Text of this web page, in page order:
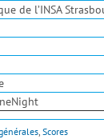
de l’INSA
, Scores